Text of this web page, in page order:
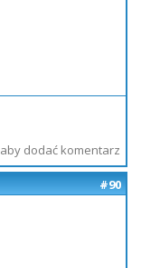
aby dodać komentarz
#90